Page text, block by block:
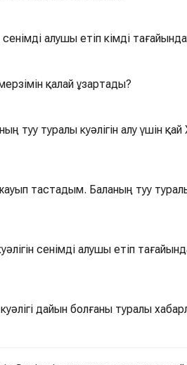
алушы етіп кімді
қалай ұзартады?
туу туралы куәлігін алу үшін
тастадым. Баланың туу туралы
сенімді алушы етіп
дайын болғаны туралы